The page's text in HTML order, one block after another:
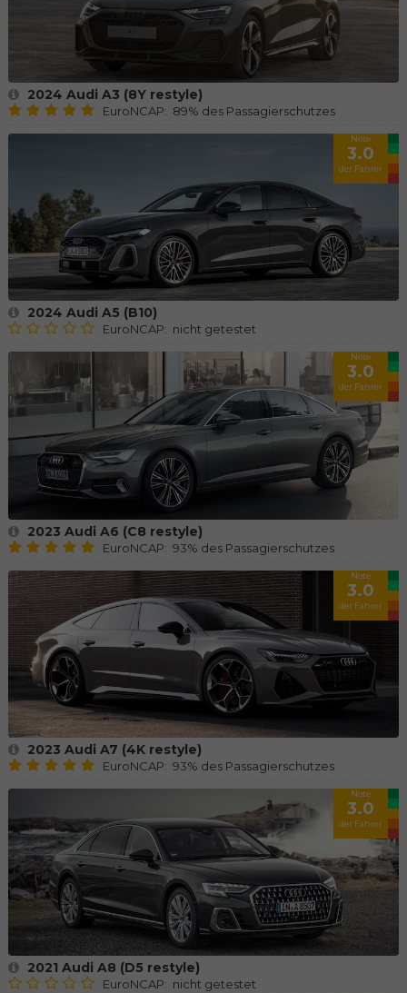
2024 Audi A3 (8Y restyle)
EuroNCAP: 89% des Passagierschutzes
Note
3.0
der Fahrer
2024 Audi A5 (B10)
EuroNCAP: nicht getestet
Note
3.0
der Fahrer
2023 Audi A6 (C8 restyle)
EuroNCAP: 93% des Passagierschutzes
Note
3.0
der Fahrer
2023 Audi A7 (4K restyle)
EuroNCAP: 93% des Passagierschutzes
Note
3.0
der Fahrer
2021 Audi A8 (D5 restyle)
EuroNCAP: nicht getestet